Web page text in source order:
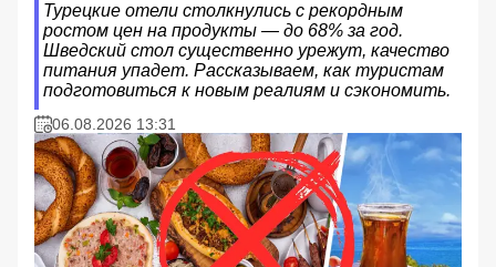
Турецкие отели столкнулись с рекордным
ростом цен на продукты — до 68% за год.
Шведский стол существенно урежут, качество
питания упадет. Рассказываем, как туристам
подготовиться к новым реалиям и сэкономить.
06.08.2026 13:31